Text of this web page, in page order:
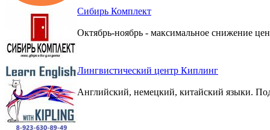
Сибирь Комплект
Октябрь-ноябрь - максимальное снижение
Лингвистический центр Киплинг
Английский, немецкий, китайский языки.